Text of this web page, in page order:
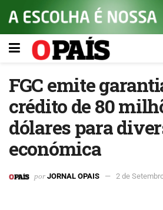
FGC emite
crédito de 80
dólares para
económica
por JORNAL OPAIS 2 de